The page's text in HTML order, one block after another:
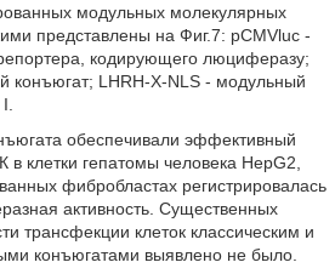
модульных молекулярных
представлены на Фиг.7: pCMVluc -
кодирующего люциферазу;
конъюгат; LHRH-X-NLS - модульный
обеспечивали эффективный
клетки гепатомы человека HepG2,
фибробластах регистрировалась
активность. Существенных
трансфекции клеток классическим и
конъюгатами выявлено не было.